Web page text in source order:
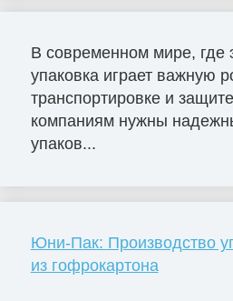
В современном мире, где
упаковка играет важную
транспортировке и
компаниям нужны
упаков...
Юни-Пак: Производство
из гофрокартона